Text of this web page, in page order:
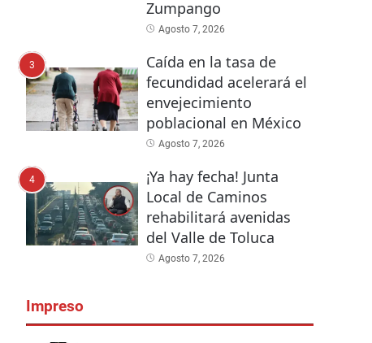
Zumpango
Agosto 7, 2026
3
Caída en la tasa de
fecundidad acelerará el
envejecimiento
poblacional en México
Agosto 7, 2026
4
¡Ya hay fecha! Junta
Local de Caminos
rehabilitará avenidas
del Valle de Toluca
Agosto 7, 2026
Impreso